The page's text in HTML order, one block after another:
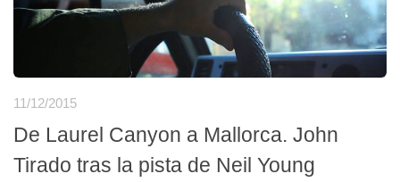
11/12/2015
De Laurel Canyon a Mallorca. John
Tirado tras la pista de Neil Young